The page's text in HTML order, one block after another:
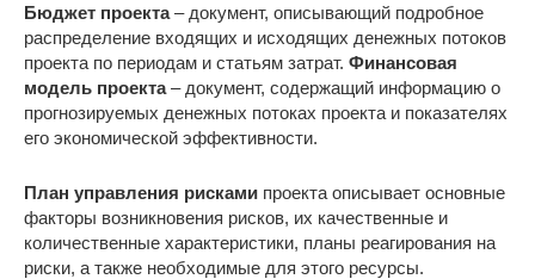
Бюджет проекта– документ, описывающий подробное
распределение входящих и исходящих денежных потоков
проекта по периодам и статьям затрат. Финансовая
модель проекта– документ, содержащий информацию о
прогнозируемых денежных потоках проекта и показателях
его экономической эффективности.
План управления рисками проекта описывает основные
факторы возникновения рисков, их качественные и
количественные характеристики, планы реагирования на
риски, а также необходимые для этого ресурсы.